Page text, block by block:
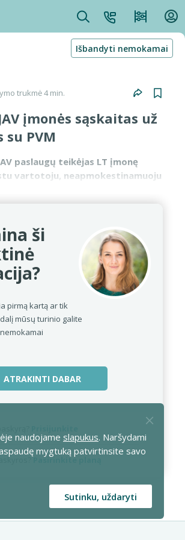
Išbandyti nemokamai
trukmė 4 min.
įmonės sąskaitas už
su PVM
paslaugų teikėjas LT įmonę
vartotoju, neapmokestinamuoju
ši
pirmą kartą ar tik
dalį mūsų turinio galite
ATRAKINTI DABAR
Pasirinkite planą
naudojame slapukus. Naršydami
mygtuką patvirtinsite savo
Sutinku, uždaryti